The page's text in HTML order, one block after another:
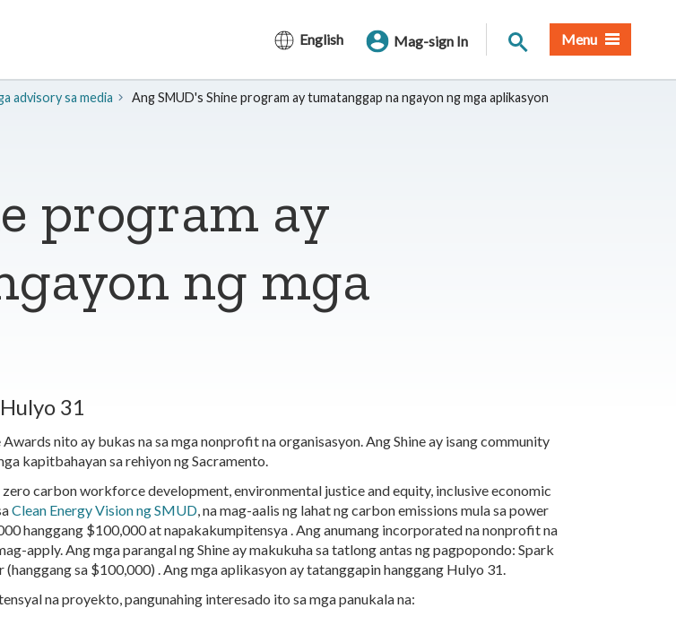
English Mag-sign In Paghahanap sa Site
Menu
advisory sa media Ang SMUD's Shine program ay tumatanggap na ngayon ng mga aplikasyon
program ay
ng mga
31
nito ay bukas na sa mga nonprofit na organisasyon. Ang Shine ay isang community
kapitbahayan sa rehiyon ng Sacramento.
carbon workforce development, environmental justice and equity, inclusive economic
Clean Energy Vision ng SMUD, na mag-aalis ng lahat ng carbon emissions mula sa power
hanggang $100,000 at napakakumpitensya . Ang anumang incorporated na nonprofit na
apply. Ang mga parangal ng Shine ay makukuha sa tatlong antas ng pagpopondo: Spark
sa $100,000) . Ang mga aplikasyon ay tatanggapin hanggang Hulyo 31.
na proyekto, pangunahing interesado ito sa mga panukala na: